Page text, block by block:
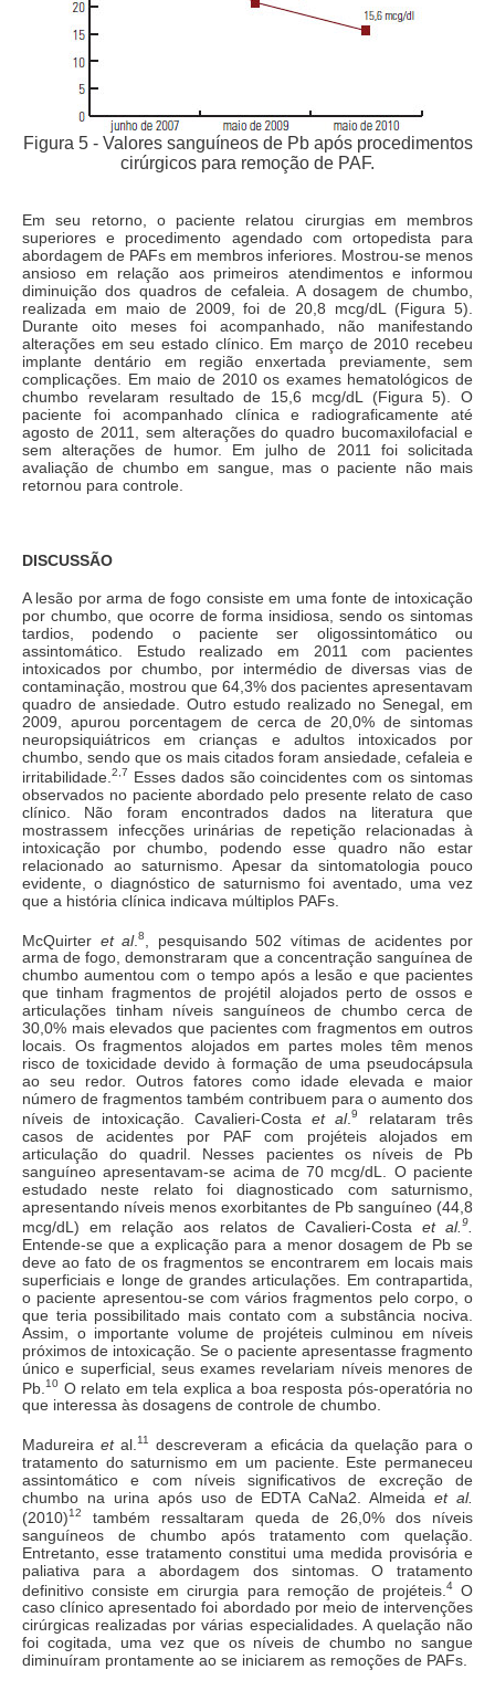
Figura 5 - Valores sanguíneos de Pb após procedimentos
cirúrgicos para remoção de PAF.
Em seu retorno, o paciente relatou cirurgias em membros
superiores e procedimento agendado com ortopedista para
abordagem de PAFs em membros inferiores. Mostrou-se menos
ansioso em relação aos primeiros atendimentos e informou
diminuição dos quadros de cefaleia. A dosagem de chumbo,
realizada em maio de 2009, foi de 20,8 mcg/dL (Figura 5).
Durante oito meses foi acompanhado, não manifestando
alterações em seu estado clínico. Em março de 2010 recebeu
implante dentário em região enxertada previamente, sem
complicações. Em maio de 2010 os exames hematológicos de
chumbo revelaram resultado de 15,6 mcg/dL (Figura 5). O
paciente foi acompanhado clínica e radiograficamente até
agosto de 2011, sem alterações do quadro bucomaxilofacial e
sem alterações de humor. Em julho de 2011 foi solicitada
avaliação de chumbo em sangue, mas o paciente não mais
retornou para controle.
DISCUSSÃO
A lesão por arma de fogo consiste em uma fonte de intoxicação
por chumbo, que ocorre de forma insidiosa, sendo os sintomas
tardios, podendo o paciente ser oligossintomático ou
assintomático. Estudo realizado em 2011 com pacientes
intoxicados por chumbo, por intermédio de diversas vias de
contaminação, mostrou que 64,3% dos pacientes apresentavam
quadro de ansiedade. Outro estudo realizado no Senegal, em
2009, apurou porcentagem de cerca de 20,0% de sintomas
neuropsiquiátricos em crianças e adultos intoxicados por
chumbo, sendo que os mais citados foram ansiedade, cefaleia e
irritabilidade. 2,7
Esses dados são coincidentes com os sintomas
observados no paciente abordado pelo presente relato de caso
clínico. Não foram encontrados dados na literatura que
mostrassem infecções urinárias de repetição relacionadas à
intoxicação por chumbo, podendo esse quadro não estar
relacionado ao saturnismo. Apesar da sintomatologia pouco
evidente, o diagnóstico de saturnismo foi aventado, uma vez
que a história clínica indicava múltiplos PAFs.
McQuirter et al. 8
, pesquisando 502 vítimas de acidentes por
arma de fogo, demonstraram que a concentração sanguínea de
chumbo aumentou com o tempo após a lesão e que pacientes
que tinham fragmentos de projétil alojados perto de ossos e
articulações tinham níveis sanguíneos de chumbo cerca de
30,0% mais elevados que pacientes com fragmentos em outros
locais. Os fragmentos alojados em partes moles têm menos
risco de toxicidade devido à formação de uma pseudocápsula
ao seu redor. Outros fatores como idade elevada e maior
número de fragmentos também contribuem para o aumento dos
níveis de intoxicação. Cavalieri-Costaet al.9
relataram três
casos de acidentes por PAF com projéteis alojados em
articulação do quadril. Nesses pacientes os níveis de Pb
sanguíneo apresentavam-se acima de 70 mcg/dL. O paciente
estudado neste relato foi diagnosticado com saturnismo,
apresentando níveis menos exorbitantes de Pb sanguíneo (44,8
mcg/dL) em relação aos relatos de Cavalieri-Costa et al. 9
Entende-se que a explicação para a menor dosagem de Pb se
deve ao fato de os fragmentos se encontrarem em locais mais
superficiais e longe de grandes articulações. Em contrapartida,
o paciente apresentou-se com vários fragmentos pelo corpo, o
que teria possibilitado mais contato com a substância nociva.
Assim, o importante volume de projéteis culminou em níveis
próximos de intoxicação. Se o paciente apresentasse fragmento
único e superficial, seus exames revelariam níveis menores de
Pb. 10 O relato em tela explica a boa resposta pós-operatória no
que interessa às dosagens de controle de chumbo.
Madureiraetal.11
descreveram a eficácia da quelação para o
tratamento do saturnismo em um paciente. Este permaneceu
assintomático e com níveis significativos de excreção de
chumbo na urina após uso de EDTA CaNa2. Almeidaet al.
(2010)12
também ressaltaram queda de 26,0% dos níveis
sanguíneos de chumbo após tratamento com quelação.
Entretanto, esse tratamento constitui uma medida provisória e
paliativa para a abordagem dos sintomas. O tratamento
definitivo consiste em cirurgia para remoção de projéteis. 4O
caso clínico apresentado foi abordado por meio de intervenções
cirúrgicas realizadas por várias especialidades. A quelação não
foi cogitada, uma vez que os níveis de chumbo no sangue
diminuíram prontamente ao se iniciarem as remoções de PAFs.